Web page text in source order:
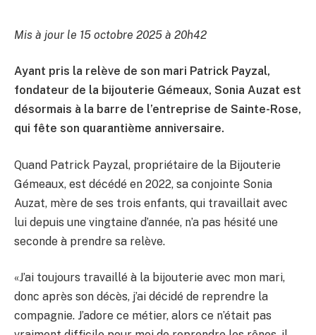
Mis à jour le 15 octobre 2025 à 20h42
Ayant pris la relève de son mari Patrick Payzal,
fondateur de la bijouterie Gémeaux, Sonia Auzat est
désormais à la barre de l’entreprise de Sainte-Rose,
qui fête son quarantième anniversaire.
Quand Patrick Payzal, propriétaire de la Bijouterie
Gémeaux, est décédé en 2022, sa conjointe Sonia
Auzat, mère de ses trois enfants, qui travaillait avec
lui depuis une vingtaine d’année, n’a pas hésité une
seconde à prendre sa relève.
«J’ai toujours travaillé à la bijouterie avec mon mari,
donc après son décès, j’ai décidé de reprendre la
compagnie. J’adore ce métier, alors ce n’était pas